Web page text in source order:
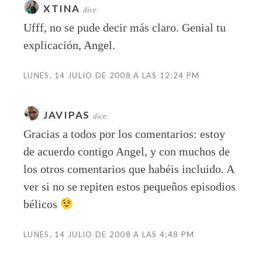
XTINA dice:
Ufff, no se pude decir más claro. Genial tu
explicación, Angel.
LUNES, 14 JULIO DE 2008 A LAS 12:24 PM
JAVIPAS dice:
Gracias a todos por los comentarios: estoy
de acuerdo contigo Angel, y con muchos de
los otros comentarios que habéis incluido. A
ver si no se repiten estos pequeños episodios
bélicos
LUNES, 14 JULIO DE 2008 A LAS 4:48 PM